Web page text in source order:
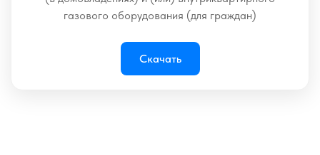
газового оборудования (для граждан)
Скачать